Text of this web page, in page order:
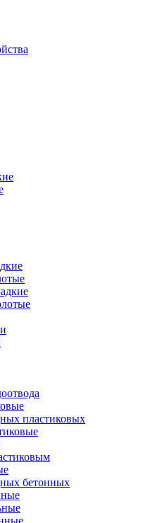
пластиковых
бетонных